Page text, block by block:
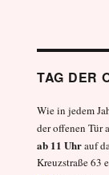
TAG DER
Wie in jedem
der offenen Tür
ab 11 Uhrauf
Kreuzstraße 63